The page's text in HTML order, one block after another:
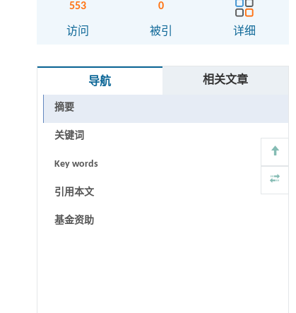
553
访问
0
被引 详细
导航 相关文章
摘要
关键词
Key words
引用本文
基金资助